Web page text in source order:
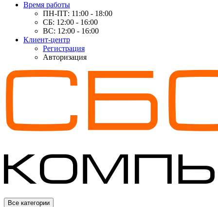
Время работы
ПН-ПТ: 11:00 - 18:00
СБ: 12:00 - 16:00
ВС: 12:00 - 16:00
Клиент-центр
Регистрация
Авторизация
Все категории